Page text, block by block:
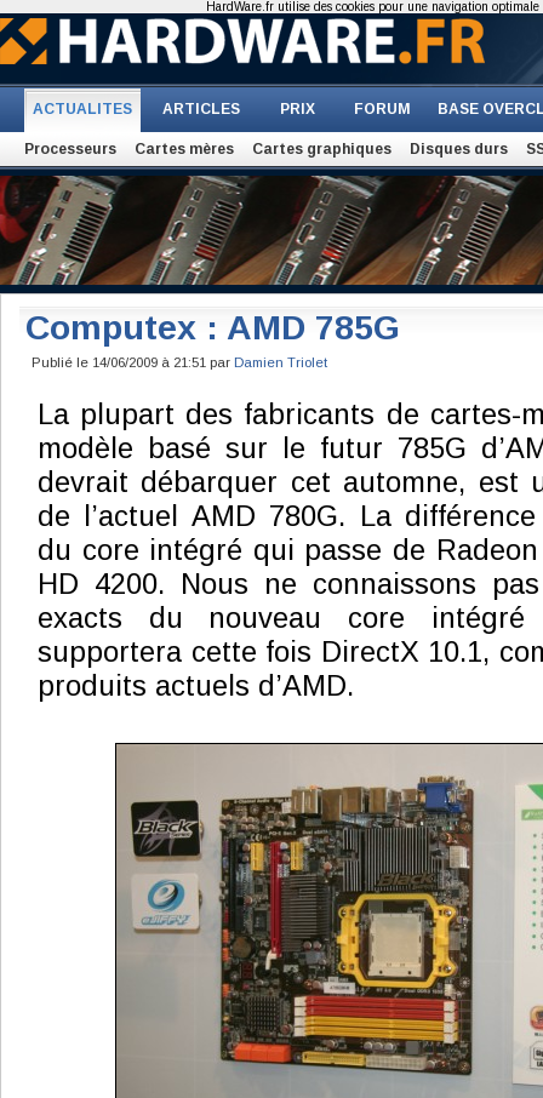
ACTUALITES ARTICLES PRIX FORUM BASE
Processeurs Cartes mères Cartes graphiques Disques durs
Computex : AMD 785G
Publié le 14/06/2009 à 21:51 par Damien Triolet
La plupart des fabricants de cartes-
modèle basé sur le futur 785G
devrait débarquer cet automne, est
de l’actuel AMD 780G. La
du core intégré qui passe de
HD 4200. Nous ne connaissons
exacts du nouveau core
supportera cette fois DirectX 10.1,
produits actuels d’AMD.
HardWare.fr utilise des cookies pour une navigation